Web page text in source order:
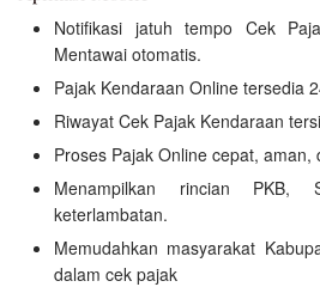
Notifikasi jatuh tempo Cek
Mentawai otomatis.
Pajak Kendaraan Online tersedia
Riwayat Cek Pajak Kendaraan
Proses Pajak Online cepat, aman,
Menampilkan rincian PKB,
keterlambatan.
Memudahkan masyarakat
dalam cek pajak